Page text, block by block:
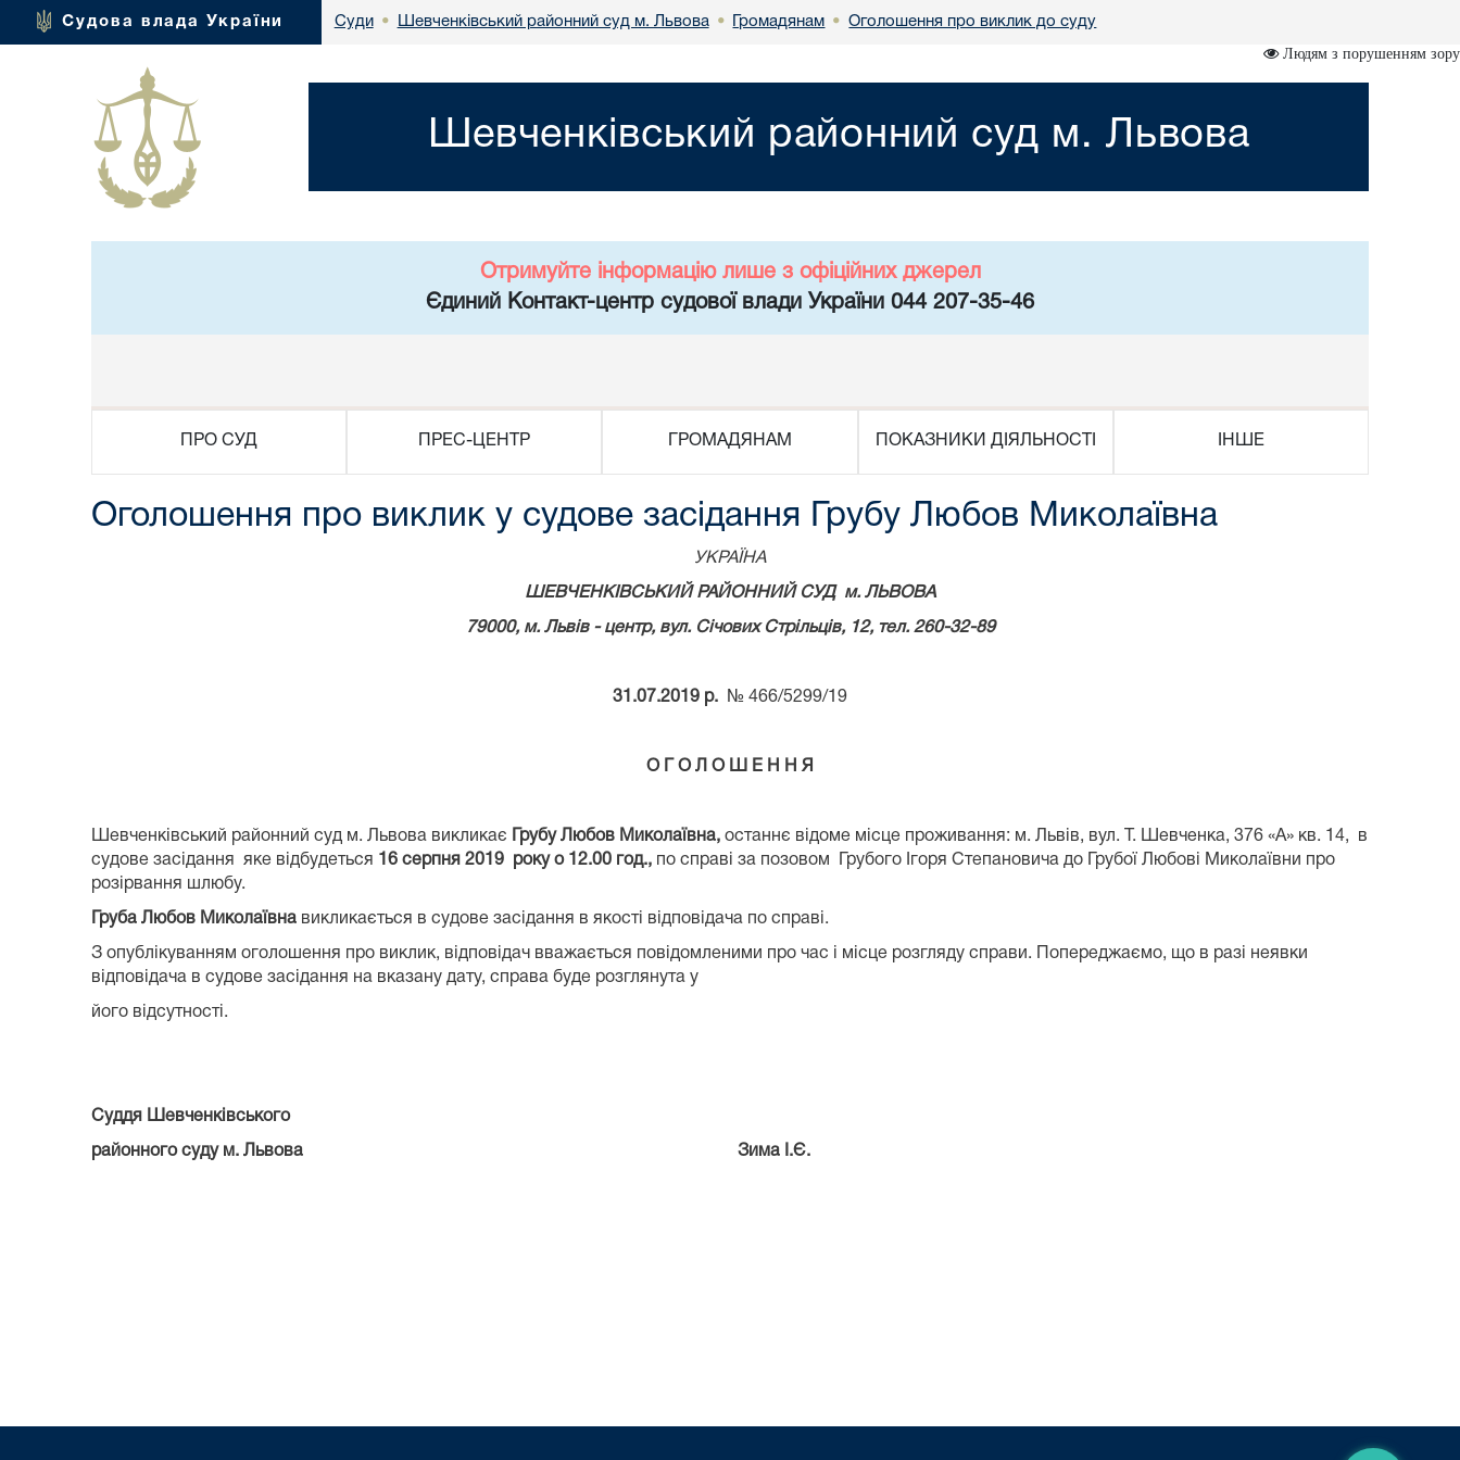
Судова влада України Суди • Шевченківський районний суд м. Львова • Громадянам • Оголошення про виклик до суду
Людям з порушенням зору
Шевченківський районний суд м. Львова
Отримуйте інформацію лише з офіційних джерел
Єдиний Контакт-центр судової влади України 044 207-35-46
ПРО СУД ПРЕС-ЦЕНТР ГРОМАДЯНАМ ПОКАЗНИКИ ДІЯЛЬНОСТІ ІНШЕ
Оголошення про виклик у судове засідання Грубу Любов Миколаївна
УКРАЇНА
ШЕВЧЕНКІВСЬКИЙ РАЙОННИЙ СУД м. ЛЬВОВА
79000, м. Львів - центр, вул. Січових Стрільців,12, тел. 260-32-89
31.07.2019 р. № 466/5299/19
О Г О Л О Ш Е Н Н Я
Шевченківський районний суд м. Львова викликає Грубу Любов Миколаївна, останнє відоме місце проживання: м. Львів, вул. Т. Шевченка, 376 «А» кв. 14, в
судове засідання яке відбудеться 16 серпня 2019 року о 12.00 год., по справі за позовом Грубого Ігоря Степановича до Грубої Любові Миколаївни про
розірвання шлюбу.
Груба Любов Миколаївна викликається в судове засідання в якості відповідача по справі.
З опублікуванням оголошення про виклик, відповідач вважається повідомленими про час і місце розгляду справи. Попереджаємо, що в разі неявки
відповідача в судове засідання на вказану дату, справа буде розглянута у
його відсутності.
Суддя Шевченківського
районного суду м. Львова Зима І.Є.